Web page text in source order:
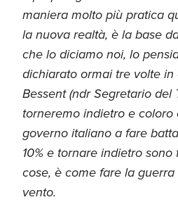
maniera molto più pratica
la nuova realtà, è la base
che lo diciamo noi, lo
dichiarato ormai tre volte
Bessent (ndr Segretario del
torneremo indietro e
governo italiano a fare
10% e tornare indietro
cose, è come fare la
vento.